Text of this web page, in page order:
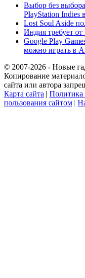
Выбор без
PlayStation Indies
Lost Soul Aside
Индия требует
Google Play
можно играть в
© 2007-2026 - Новые
Копирование
сайта или автора
Карта сайта | Политика
пользования сайтом |